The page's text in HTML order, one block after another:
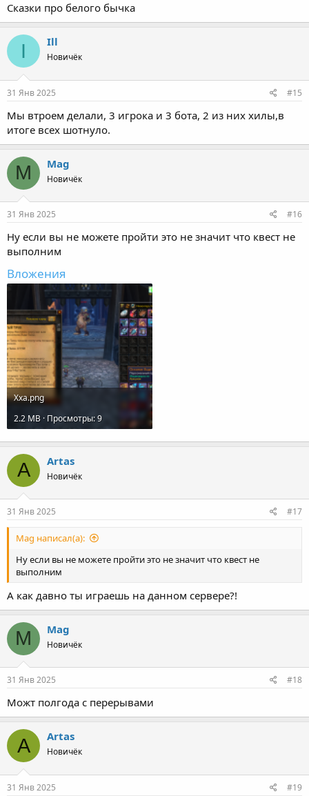
Сказки про белого бычка
I Ill
Новичёк
31 Янв 2025 #15
Мы втроем делали, 3 игрока и 3 бота, 2 из них хилы,в
итоге всех шотнуло.
M Mag
Новичёк
31 Янв 2025 #16
Ну если вы не можете пройти это не значит что квест не
выполним
Вложения
Хха.png
2.2 MB · Просмотры: 9
A Artas
Новичёк
31 Янв 2025 #17
Mag написал(а):
Ну если вы не можете пройти это не значит что квест не
выполним
А как давно ты играешь на данном сервере?!
M Mag
Новичёк
31 Янв 2025 #18
Можт полгода с перерывами
A Artas
Новичёк
31 Янв 2025 #19